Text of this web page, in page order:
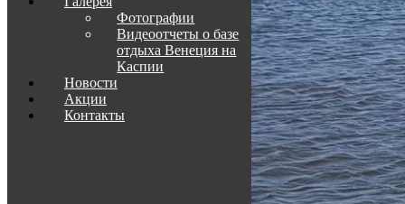
Фотографии
Видеоотчеты о базе
отдыха Венеция на
Каспии
Новости
Акции
Контакты